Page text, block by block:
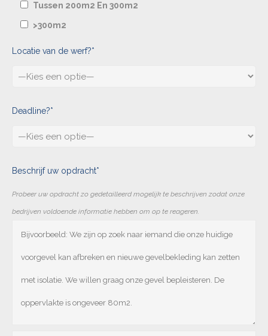
Tussen 200m2 En 300m2
>300m2
Locatie van de werf?*
Deadline?*
Beschrijf uw opdracht*
Probeer uw opdracht zo gedetailleerd mogelijk te beschrijven zodat onze
bedrijven voldoende informatie hebben om op te reageren.